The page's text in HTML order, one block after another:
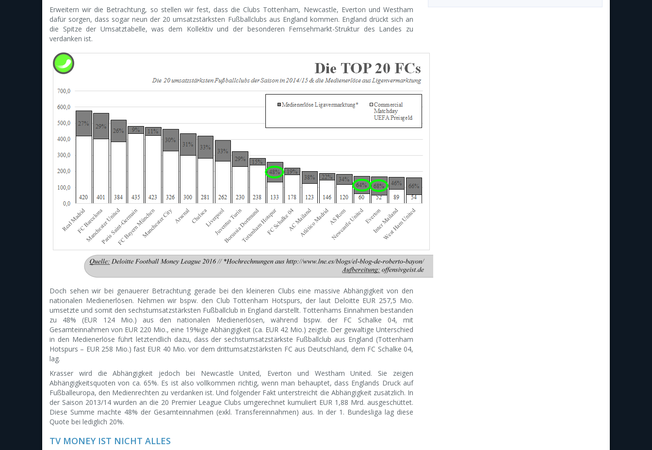
Erweitern wir die Betrachtung, so stellen wir fest, dass die Clubs Tottenham, Newcastle, Everton und Westham
dafür sorgen, dass sogar neun der 20 umsatzstärksten Fußballclubs aus England kommen. England drückt sich an
die Spitze der Umsatztabelle, was dem Kollektiv und der besonderen Fernsehmarkt-Struktur des Landes zu
verdanken ist.
Doch sehen wir bei genauerer Betrachtung gerade bei den kleineren Clubs eine massive Abhängigkeit von den
nationalen Medienerlösen. Nehmen wir bspw. den Club Tottenham Hotspurs, der laut Deloitte EUR 257,5 Mio.
umsetzte und somit den sechstumsatzstärksten Fußballclub in England darstellt. Tottenhams Einnahmen bestanden
zu 48% (EUR 124 Mio.) aus den nationalen Medienerlösen, während bspw. der FC Schalke 04, mit
Gesamteinnahmen von EUR 220 Mio., eine 19%ige Abhängigkeit (ca. EUR 42 Mio.) zeigte. Der gewaltige Unterschied
in den Medienerlöse führt letztendlich dazu, dass der sechstumsatzstärkste Fußballclub aus England (Tottenham
Hotspurs – EUR 258 Mio.) fast EUR 40 Mio. vor dem drittumsatzstärksten FC aus Deutschland, dem FC Schalke 04,
lag.
Krasser wird die Abhängigkeit jedoch bei Newcastle United, Everton und Westham United. Sie zeigen
Abhängigkeitsquoten von ca. 65%. Es ist also vollkommen richtig, wenn man behauptet, dass Englands Druck auf
Fußballeuropa, den Medienrechten zu verdanken ist. Und folgender Fakt unterstreicht die Abhängigkeit zusätzlich. In
der Saison 2013/14 wurden an die 20 Premier League Clubs umgerechnet kumuliert EUR 1,88 Mrd. ausgeschüttet.
Diese Summe machte 48% der Gesamteinnahmen (exkl. Transfereinnahmen) aus. In der 1. Bundesliga lag diese
Quote bei lediglich 20%.
TV MONEY IST NICHT ALLES